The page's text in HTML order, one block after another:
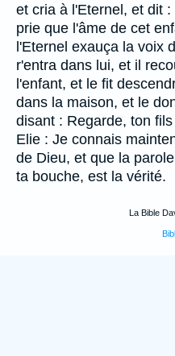
et cria à l'Eternel, et dit
prie que l'âme de cet
l'Eternel exauça la voix
r'entra dans lui, et il
l'enfant, et le fit
dans la maison, et le
disant : Regarde, ton fils
Elie : Je connais
de Dieu, et que la
ta bouche, est la vérité.
La Bible